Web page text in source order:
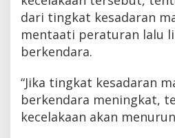
e
s
dari tingkat kesadaran
mentaati peraturan lalu
berkendara.
“Jika tingkat kesadaran
berkendara meningkat,
kecelakaan akan